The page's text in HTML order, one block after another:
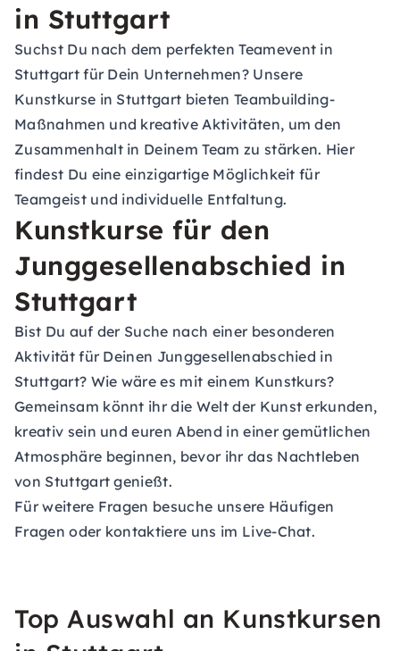
in Stuttgart
Suchst Du nach dem perfektenTeamevent in
Stuttgartfür Dein Unternehmen? Unsere
Kunstkurse in Stuttgart bieten Teambuilding-
Maßnahmen und kreative Aktivitäten, um den
Zusammenhalt in Deinem Team zu stärken. Hier
findest Du eine einzigartige Möglichkeit für
Teamgeist und individuelle Entfaltung.
Kunstkurse für den
Junggesellenabschied in
Stuttgart
Bist Du auf der Suche nach einer besonderen
Aktivität für Deinen Junggesellenabschied in
Stuttgart? Wie wäre es mit einem Kunstkurs?
Gemeinsam könnt ihr die Welt der Kunst erkunden,
kreativ sein und euren Abend in einer gemütlichen
Atmosphäre beginnen, bevor ihr das Nachtleben
von Stuttgart genießt.
Für weitere Fragen besuche unsere Häufigen
Fragen oder kontaktiere uns im Live-Chat.
Top Auswahl an Kunstkursen